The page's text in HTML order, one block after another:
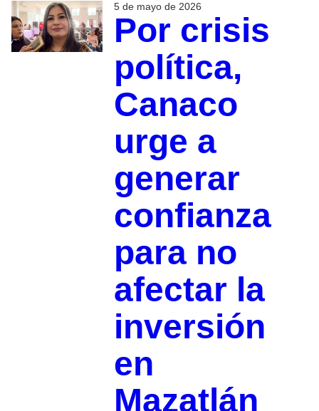
5 de mayo de 2026
Por crisis
política,
Canaco
urge a
generar
confianza
para no
afectar la
inversión
en
Mazatlán